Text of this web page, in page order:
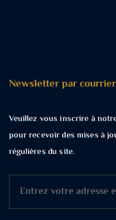
Newsletter par courrier
Veuillez vous inscrire à
pour recevoir des mises à
régulières du site.